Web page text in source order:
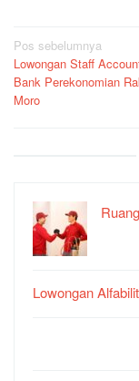
Navigasi
pos
Pos sebelumnya
Lowongan Staff
Bank Perekonomian
Moro
Lowongan